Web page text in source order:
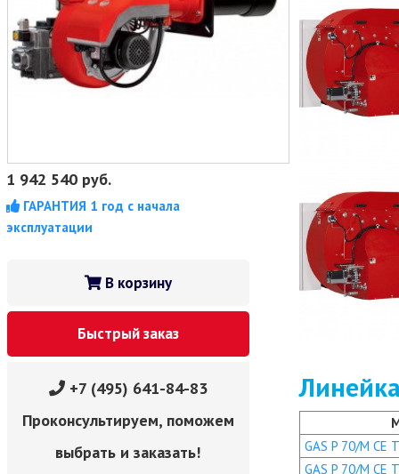
1 942 540 руб.
ГАРАНТИЯ 1 год с начала
эксплуатации
В корзину
Быстрый заказ
+7 (495) 641-84-83
Проконсультируем, поможем
выбрать и заказать!
GAS P 70/M CE
GAS P 70/M CE